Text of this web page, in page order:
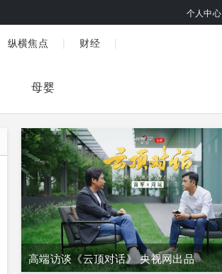
个人中心
纵横焦点 财经
母婴
高端访谈《云顶对话》 央视网出品